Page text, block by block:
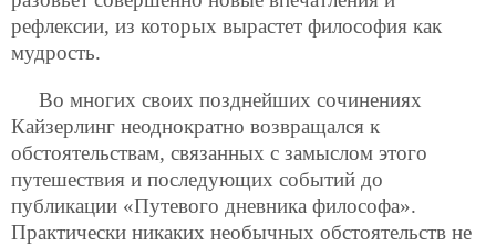
рефлексии, из которых вырастет философия как
мудрость.
Во многих своих позднейших сочинениях
Кайзерлинг неоднократно возвращался к
обстоятельствам, связанных с замыслом этого
путешествия и последующих событий до
публикации «Путевого дневника философа».
Практически никаких необычных обстоятельств не